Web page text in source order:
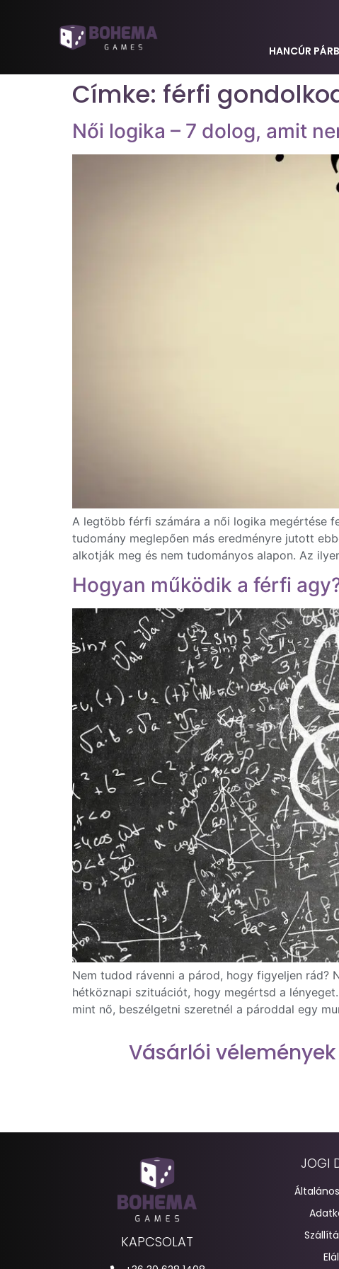
HANCÚR
Címke: férfi
Női logika – 7 dolog, amit
A legtöbb férfi számára a női logika megértése
tudomány meglepően más eredményre jutott
alkotják meg és nem tudományos alapon. Az
Hogyan működik a férfi
Nem tudod rávenni a párod, hogy figyeljen
hétköznapi szituációt, hogy megértsd a
mint nő, beszélgetni szeretnél a pároddal egy
Vásárlói vélemények
KAPCSOLAT
JOGI